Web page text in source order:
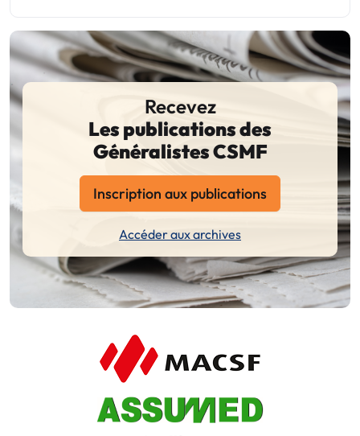
Recevez
Les publications des
Généralistes CSMF
Inscription aux publications
Accéder aux archives